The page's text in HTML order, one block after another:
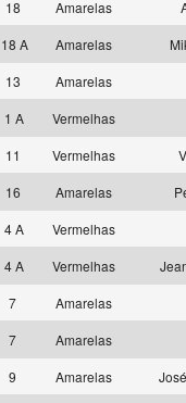
18 Amarelas
18 A Amarelas
13
Amarelas
1 A
Vermelhas
11 Vermelhas
16 Amarelas
4 A
Vermelhas
4 A Vermelhas
7
Amarelas
7
Amarelas
9 Amarelas